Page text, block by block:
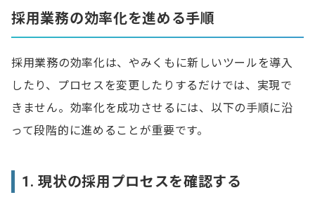
採用業務の効率化を進める手順
採用業務の効率化は、やみくもに新しいツールを導入
したり、プロセスを変更したりするだけでは、実現で
きません。効率化を成功させるには、以下の手順に沿
って段階的に進めることが重要です。
1. 現状の採用プロセスを確認する